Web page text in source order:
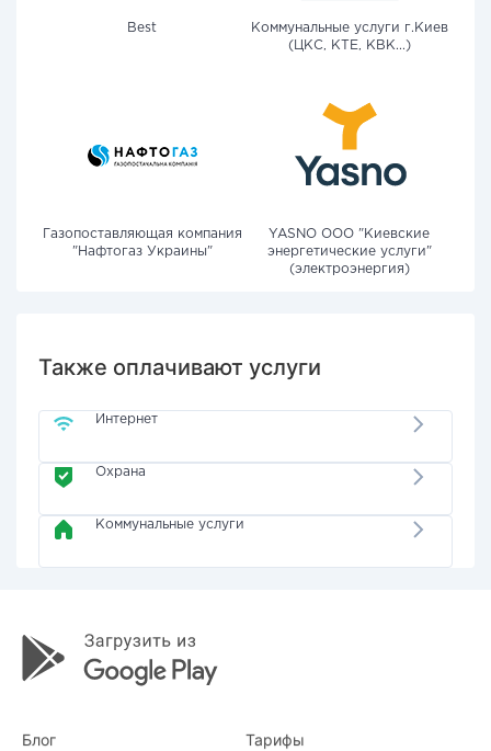
Best
Коммунальные услуги г.Киев
(ЦКС, КТЕ, КВК...)
Газопоставляющая компания
"Нафтогаз Украины"
YASNO OOO "Киевские
энергетические услуги"
(электроэнергия)
Также оплачивают услуги
Интернет
Охрана
Коммунальные услуги
Блог Тарифы